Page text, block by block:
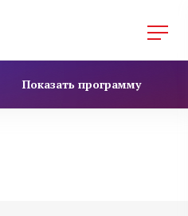
Показать программу